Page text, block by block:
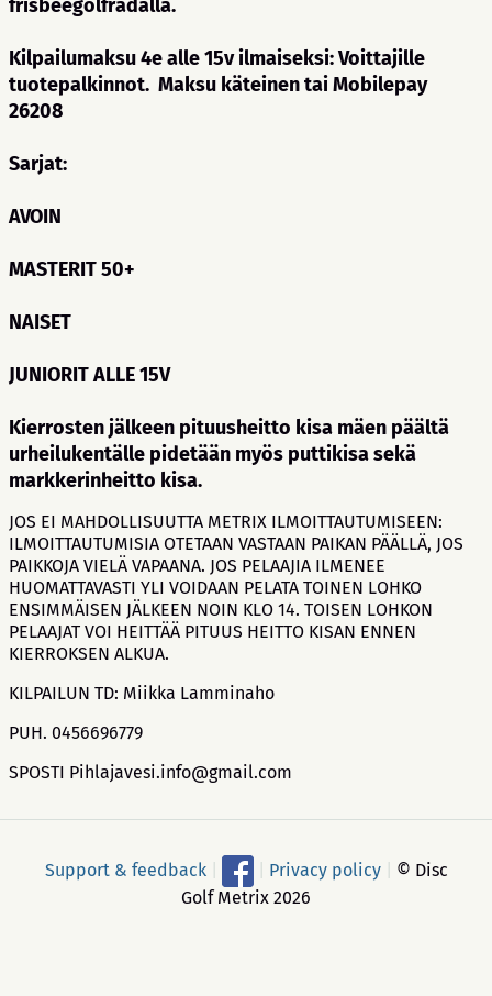
frisbeegolfradalla.
Kilpailumaksu 4e alle 15v ilmaiseksi: Voittajille
tuotepalkinnot. Maksu käteinen tai Mobilepay
26208
Sarjat:
AVOIN
MASTERIT 50+
NAISET
JUNIORIT ALLE 15V
Kierrosten jälkeen pituusheitto kisa mäen päältä
urheilukentälle pidetään myös puttikisa sekä
markkerinheitto kisa.
JOS EI MAHDOLLISUUTTA METRIX ILMOITTAUTUMISEEN:
ILMOITTAUTUMISIA OTETAAN VASTAAN PAIKAN PÄÄLLÄ, JOS
PAIKKOJA VIELÄ VAPAANA. JOS PELAAJIA ILMENEE
HUOMATTAVASTI YLI VOIDAAN PELATA TOINEN LOHKO
ENSIMMÄISEN JÄLKEEN NOIN KLO 14. TOISEN LOHKON
PELAAJAT VOI HEITTÄÄ PITUUS HEITTO KISAN ENNEN
KIERROKSEN ALKUA.
KILPAILUN TD: Miikka Lamminaho
PUH. 0456696779
SPOSTI Pihlajavesi.info@gmail.com
Support & feedback Privacy policy
© Disc
Golf Metrix 2026